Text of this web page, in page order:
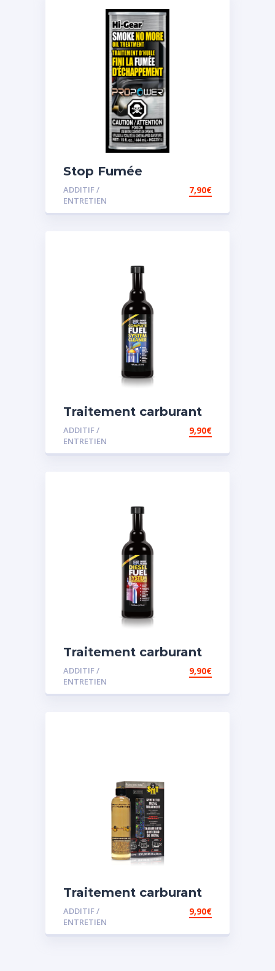
Stop Fumée
ADDITIF /
ENTRETIEN
7,90€
Traitement carburant
diesel et essence
ADDITIF /
ENTRETIEN
9,90€
Traitement carburant
spécial diesel
ADDITIF /
ENTRETIEN
9,90€
Traitement carburant
spécial essence
ADDITIF /
ENTRETIEN
9,90€